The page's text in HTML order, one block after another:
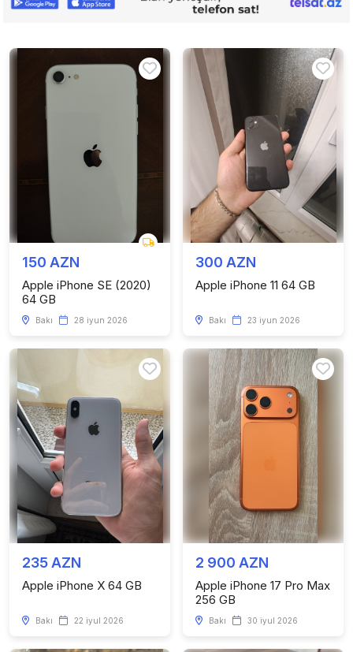
150 AZN
Apple iPhone SE (2020)
64 GB
Bakı 28 iyun 2026
300 AZN
Apple iPhone 11 64 GB
Bakı 23 iyun 2026
235 AZN
Apple iPhone X 64 GB
Bakı 22 iyul 2026
2 900 AZN
Apple iPhone 17 Pro Max
256 GB
Bakı 30 iyul 2026